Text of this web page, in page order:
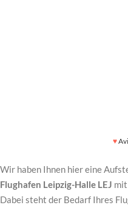
♥
Wir haben Ihnen hier eine
Flughafen Leipzig-Halle LEJ
Dabei steht der Bedarf Ihres